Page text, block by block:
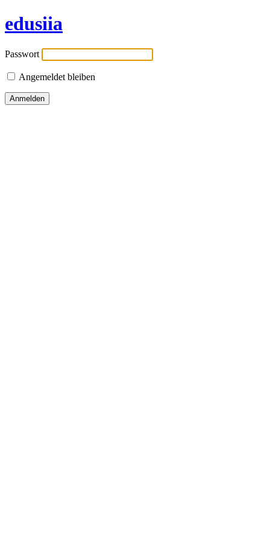
edusiia
Passwort
Angemeldet bleiben